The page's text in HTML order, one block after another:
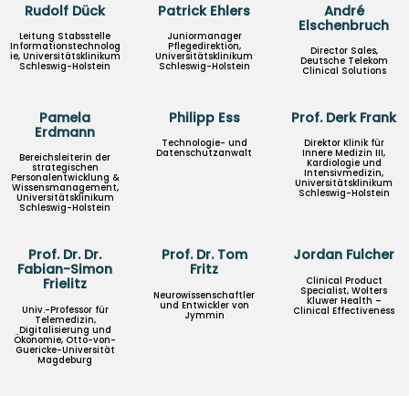
Rudolf Dück
Leitung Stabsstelle
Informationstechnolog
ie, Universitätsklinikum
Schleswig-Holstein
Patrick Ehlers
Juniormanager
Pflegedirektion,
Universitätsklinikum
Schleswig-Holstein
André
Elschenbruch
Director Sales,
Deutsche Telekom
Clinical Solutions
Pamela
Erdmann
Bereichsleiterin der
strategischen
Personalentwicklung &
Wissensmanagement,
Universitätsklinikum
Schleswig-Holstein
Philipp Ess
Technologie- und
Datenschutzanwalt
Prof. Derk Frank
Direktor Klinik für
Innere Medizin III,
Kardiologie und
Intensivmedizin,
Universitätsklinikum
Schleswig-Holstein
Prof. Dr. Dr.
Fabian-Simon
Frielitz
Univ.-Professor für
Telemedizin,
Digitalisierung und
Ökonomie, Otto-von-
Guericke-Universität
Magdeburg
Prof. Dr. Tom
Fritz
Neurowissenschaftler
und Entwickler von
Jymmin
Jordan Fulcher
Clinical Product
Specialist, Wolters
Kluwer Health –
Clinical Effectiveness